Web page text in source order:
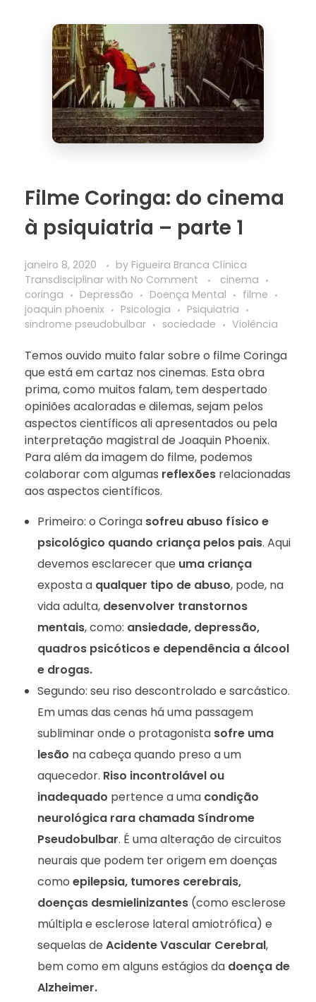
Filme Coringa: do cinema
à psiquiatria – parte 1
janeiro 8, 2020 by Figueira Branca Clínica
Transdisciplinar with No Comment
cinema
coringa
Depressão Doença Mental
filme
joaquin phoenix
Psicologia
Psiquiatria
sindrome pseudobulbar
sociedade Violência
Temos ouvido muito falar sobre o filme Coringa
que está em cartaz nos cinemas. Esta obra
prima, como muitos falam, tem despertado
opiniões acaloradas e dilemas, sejam pelos
aspectos científicos ali apresentados ou pela
interpretação magistral de Joaquin Phoenix.
Para além da imagem do filme, podemos
colaborar com algumas reflexões relacionadas
aos aspectos científicos.
Primeiro: o Coringa sofreu abuso físico e
psicológico quando criança pelos pais. Aqui
devemos esclarecer que uma criança
exposta a qualquer tipo de abuso, pode, na
vida adulta, desenvolver transtornos
mentais, como: ansiedade, depressão,
quadros psicóticos e dependência a álcool
e drogas.
Segundo: seu riso descontrolado e sarcástico.
Em umas das cenas há uma passagem
subliminar onde o protagonista sofre uma
lesão na cabeça quando preso a um
aquecedor. Riso incontrolável ou
inadequado pertence a uma condição
neurológica rara chamada Síndrome
Pseudobulbar. É uma alteração de circuitos
neurais que podem ter origem em doenças
como epilepsia, tumores cerebrais,
doenças desmielinizantes(como esclerose
múltipla e esclerose lateral amiotrófica) e
sequelas de Acidente Vascular Cerebral,
bem como em alguns estágios da doença de
Alzheimer.